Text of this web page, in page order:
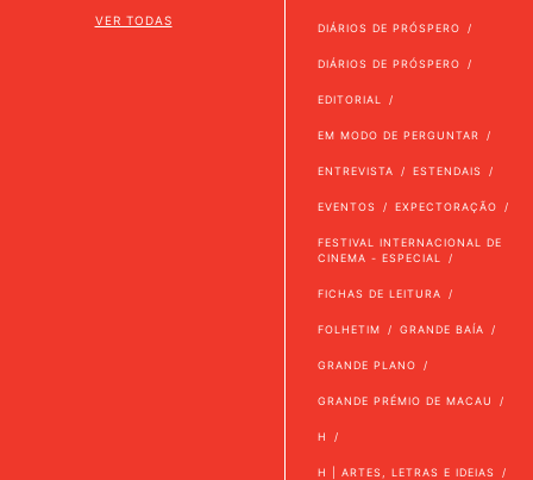
VER TODAS
DIÁRIOS DE PRÓSPERO
DIÁRIOS DE PRÓSPERO
EDITORIAL
EM MODO DE PERGUNTAR
ENTREVISTA ESTENDAIS
EVENTOS EXPECTORAÇÃO
FESTIVAL INTERNACIONAL DE
CINEMA - ESPECIAL
FICHAS DE LEITURA
FOLHETIM GRANDE BAÍA
GRANDE PLANO
GRANDE PRÉMIO DE MACAU
H
H | ARTES, LETRAS E IDEIAS